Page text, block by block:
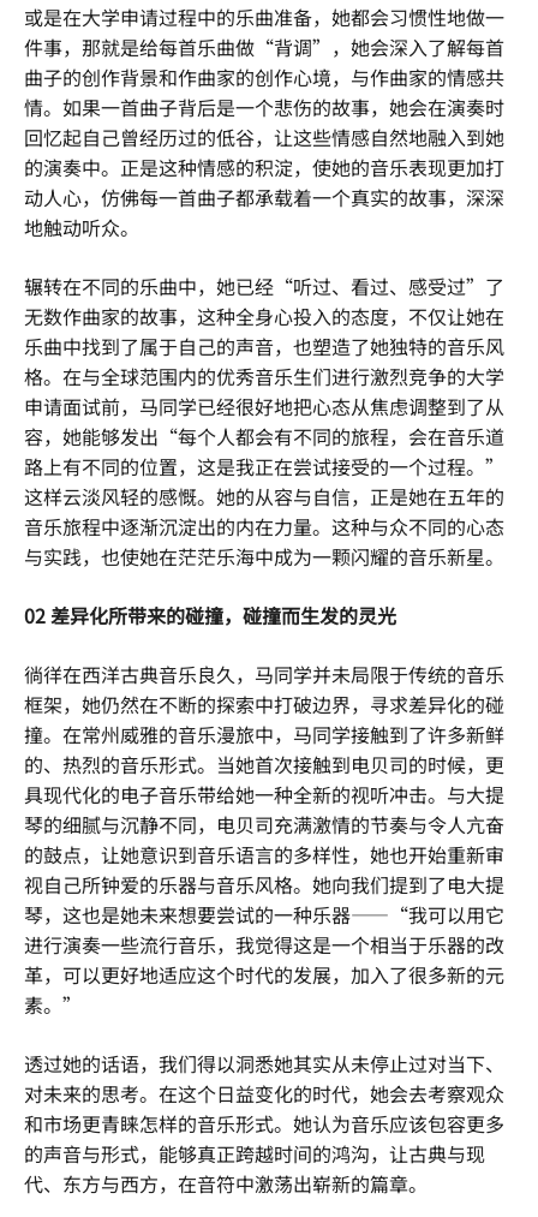
或是在大学申请过程中的乐曲准备，她都会习惯性地做一
件事，那就是给每首乐曲做“背调”，她会深入了解每首
曲子的创作背景和作曲家的创作心境，与作曲家的情感共
情。如果一首曲子背后是一个悲伤的故事，她会在演奏时
回忆起自己曾经历过的低谷，让这些情感自然地融入到她
的演奏中。正是这种情感的积淀，使她的音乐表现更加打
动人心，仿佛每一首曲子都承载着一个真实的故事，深深
地触动听众。
辗转在不同的乐曲中，她已经“听过、看过、感受过”了
无数作曲家的故事，这种全身心投入的态度，不仅让她在
乐曲中找到了属于自己的声音，也塑造了她独特的音乐风
格。在与全球范围内的优秀音乐生们进行激烈竞争的大学
申请面试前，马同学已经很好地把心态从焦虑调整到了从
容，她能够发出“每个人都会有不同的旅程，会在音乐道
路上有不同的位置，这是我正在尝试接受的一个过程。”
这样云淡风轻的感慨。她的从容与自信，正是她在五年的
音乐旅程中逐渐沉淀出的内在力量。这种与众不同的心态
与实践，也使她在茫茫乐海中成为一颗闪耀的音乐新星。
02 差异化所带来的碰撞，碰撞而生发的灵光
徜徉在西洋古典音乐良久，马同学并未局限于传统的音乐
框架，她仍然在不断的探索中打破边界，寻求差异化的碰
撞。在常州威雅的音乐漫旅中，马同学接触到了许多新鲜
的、热烈的音乐形式。当她首次接触到电贝司的时候，更
具现代化的电子音乐带给她一种全新的视听冲击。与大提
琴的细腻与沉静不同，电贝司充满激情的节奏与令人亢奋
的鼓点，让她意识到音乐语言的多样性，她也开始重新审
视自己所钟爱的乐器与音乐风格。她向我们提到了电大提
琴，这也是她未来想要尝试的一种乐器——“我可以用它
进行演奏一些流行音乐，我觉得这是一个相当于乐器的改
革，可以更好地适应这个时代的发展，加入了很多新的元
素。”
透过她的话语，我们得以洞悉她其实从未停止过对当下、
对未来的思考。在这个日益变化的时代，她会去考察观众
和市场更青睐怎样的音乐形式。她认为音乐应该包容更多
的声音与形式，能够真正跨越时间的鸿沟，让古典与现
代、东方与西方，在音符中激荡出崭新的篇章。